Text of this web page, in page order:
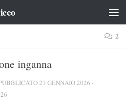
2
inganna
21 GENNAIO 2026 ·